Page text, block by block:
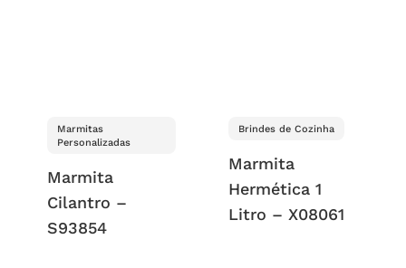
Marmitas
Personalizadas
Marmita
Cilantro –
S93854
Brindes de Cozinha
Marmita
Hermética 1
Litro – X08061